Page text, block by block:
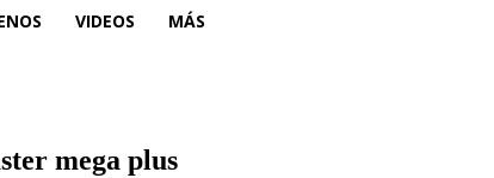
VIDEOS MÁS
mega plus